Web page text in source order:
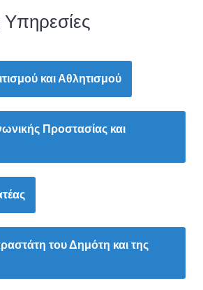
και Αθλητισμού
Προστασίας και
του Δημότη και της